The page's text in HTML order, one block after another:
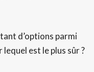
tant d’options parmi
est le plus sûr ?